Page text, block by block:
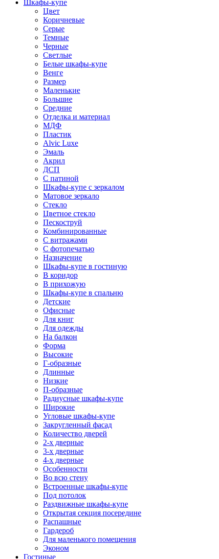
Шкафы-купе
Цвет
Коричневые
Серые
Темные
Черные
Светлые
Белые шкафы-купе
Венге
Размер
Маленькие
Большие
Средние
Отделка и материал
МДФ
Пластик
Alvic Luxe
Эмаль
Акрил
ДСП
С патиной
Шкафы-купе с зеркалом
Матовое зеркало
Стекло
Цветное стекло
Пескоструй
Комбинированные
С витражами
С фотопечатью
Назначение
Шкафы-купе в гостиную
В коридор
В прихожую
Шкафы-купе в спальню
Детские
Офисные
Для книг
Для одежды
На балкон
Форма
Высокие
Г-образные
Длинные
Низкие
П-образные
Радиусные шкафы-купе
Широкие
Угловые шкафы-купе
Закругленный фасад
Количество дверей
2-х дверные
3-х дверные
4-х дверные
Особенности
Во всю стену
Встроенные шкафы-купе
Под потолок
Раздвижные шкафы-купе
Открытая секция посередине
Распашные
Гардероб
Для маленького помещения
Эконом
Гостиные